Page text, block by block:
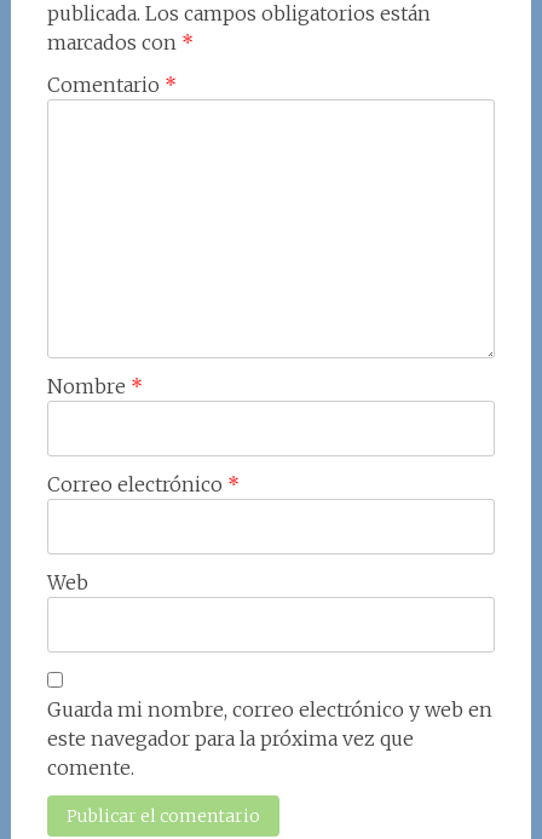
publicada. Los campos obligatorios están
marcados con *
Comentario *
Nombre *
Correo electrónico *
Web
Guarda mi nombre, correo electrónico y web en
este navegador para la próxima vez que
comente.